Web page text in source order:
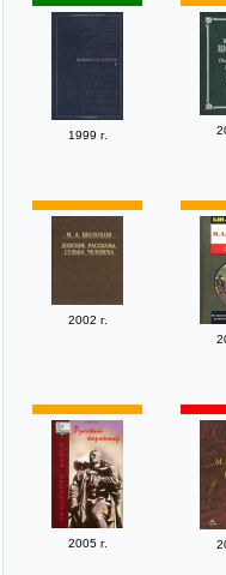
1999 г.
2002 г.
2005 г.